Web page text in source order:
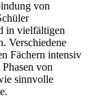
von
in vielfältigen
Verschiedene
Fächern intensiv
von
sinnvolle